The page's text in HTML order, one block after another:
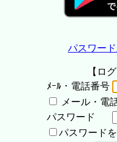
パスワー
【ロ
ﾒｰﾙ・電話番号
メール・電
パスワード
パスワード